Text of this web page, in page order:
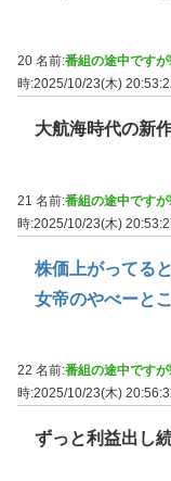
20 名前:番組の途中です
時:2025/10/23(木)
大航海時代の新
21 名前:番組の途中です
時:2025/10/23(木)
株価上がってる
女帝のやべーと
22 名前:番組の途中です
時:2025/10/23(木)
ずっと利益出し